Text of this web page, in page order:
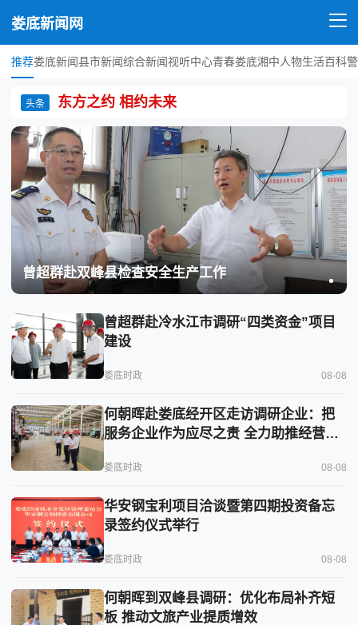
娄底新闻网
推荐娄底新闻县市新闻综合新闻视听中心青春娄底湘中人物生活百科
头条 东方之约 相约未来
曾超群赴双峰县检查安全生产工作
曾超群赴冷水江市调研“四类资金”项目
建设
娄底时政 08-08
何朝晖赴娄底经开区走访调研企业：把
服务企业作为应尽之责 全力助推经营主
娄底时政 08-08
华安钢宝利项目洽谈暨第四期投资备忘
录签约仪式举行
娄底时政 08-08
何朝晖到双峰县调研：优化布局补齐短
板 推动文旅产业提质增效